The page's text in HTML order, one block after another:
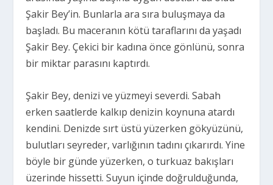
Şakir Bey’in. Bunlarla ara sıra buluşmaya da
başladı. Bu maceranın kötü taraflarını da yaşadı
Şakir Bey. Çekici bir kadına önce gönlünü, sonra
bir miktar parasını kaptırdı.
Şakir Bey, denizi ve yüzmeyi severdi. Sabah
erken saatlerde kalkıp denizin koynuna atardı
kendini. Denizde sırt üstü yüzerken gökyüzünü,
bulutları seyreder, varlığının tadını çıkarırdı. Yine
böyle bir günde yüzerken, o turkuaz bakışları
üzerinde hissetti. Suyun içinde doğrulduğunda,